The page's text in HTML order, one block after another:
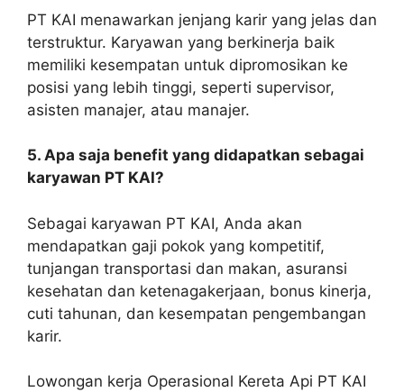
PT KAI menawarkan jenjang karir yang jelas dan
terstruktur. Karyawan yang berkinerja baik
memiliki kesempatan untuk dipromosikan ke
posisi yang lebih tinggi, seperti supervisor,
asisten manajer, atau manajer.
5. Apa saja benefit yang didapatkan sebagai
karyawan PT KAI?
Sebagai karyawan PT KAI, Anda akan
mendapatkan gaji pokok yang kompetitif,
tunjangan transportasi dan makan, asuransi
kesehatan dan ketenagakerjaan, bonus kinerja,
cuti tahunan, dan kesempatan pengembangan
karir.
Lowongan kerja Operasional Kereta Api PT KAI